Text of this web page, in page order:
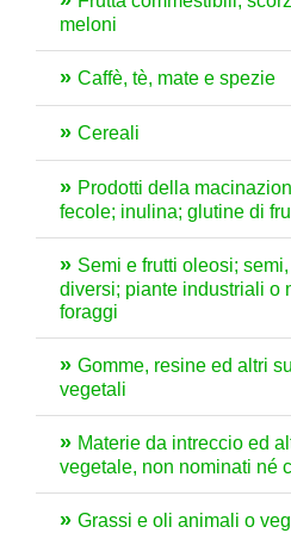
meloni
Caffè, tè, mate e spezie
Cereali
Prodotti della
fecole; inulina; glutine di
Semi e frutti oleosi;
diversi; piante industriali o
foraggi
Gomme, resine ed altri
vegetali
Materie da intreccio ed
vegetale, non nominati né
Grassi e oli animali o